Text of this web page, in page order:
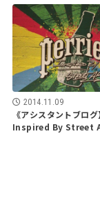
2014.11.09
《アシスタントブロ
Inspired By Street